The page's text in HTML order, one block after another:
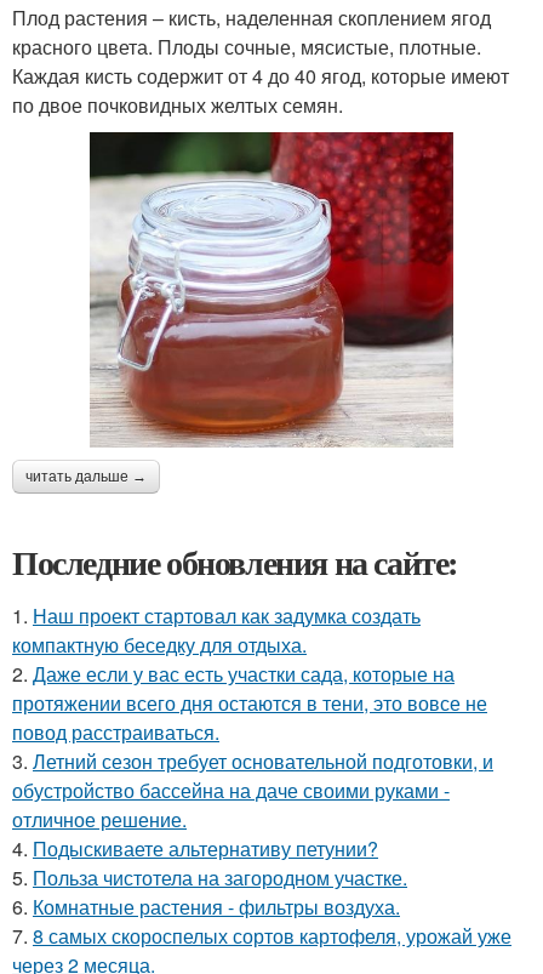
Плод растения – кисть, наделенная скоплением ягод
красного цвета. Плоды сочные, мясистые, плотные.
Каждая кисть содержит от 4 до 40 ягод, которые имеют
по двое почковидных желтых семян.
читать дальше →
Последние обновления на сайте:
1. Наш проект стартовал как задумка создать
компактную беседку для отдыха.
2. Даже если у вас есть участки сада, которые на
протяжении всего дня остаются в тени, это вовсе не
повод расстраиваться.
3. Летний сезон требует основательной подготовки, и
обустройство бассейна на даче своими руками -
отличное решение.
4. Подыскиваете альтернативу петунии?
5. Польза чистотела на загородном участке.
6. Комнатные растения - фильтры воздуха.
7. 8 самых скороспелых сортов картофеля, урожай уже
через 2 месяца.